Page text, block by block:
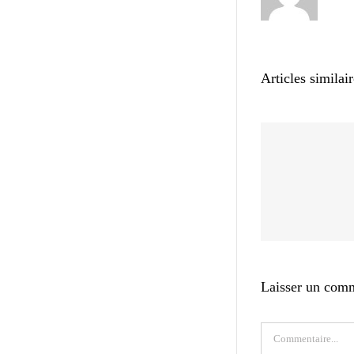
Articles
Laisser un
Commentaire